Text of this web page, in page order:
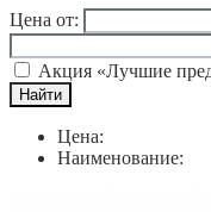
Цена от:
Акция «Лучшие
Цена:
Наименование: